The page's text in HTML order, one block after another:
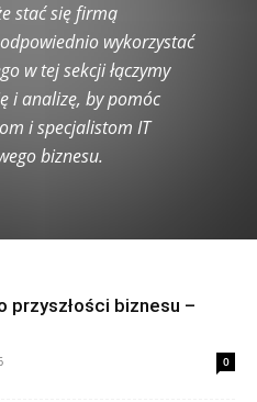
stać się firmą
wykorzystać
w tej sekcji łączymy
i analizę, by pomóc
i specjalistom IT
biznesu.
przyszłości biznesu –
0